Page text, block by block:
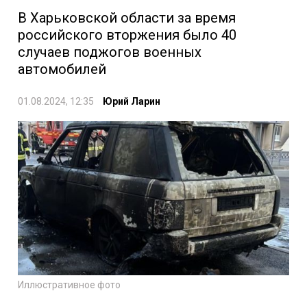
В Харьковской области за время
российского вторжения было 40
случаев поджогов военных
автомобилей
01.08.2024, 12:35 Юрий Ларин
Иллюстративное фото